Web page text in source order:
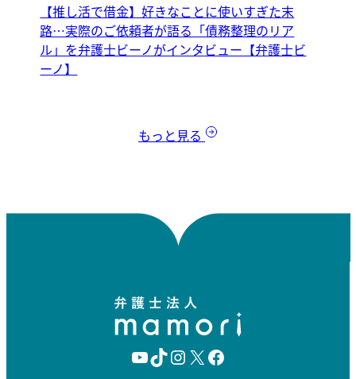
【推し活で借金】好きなことに使いすぎた末
路…実際のご依頼者が語る「債務整理のリア
ル」を弁護士ビーノがインタビュー【弁護士ビ
ーノ】
もっと見る
Y T I
X F